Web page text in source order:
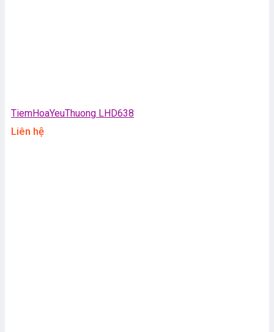
TiemHoaYeuThuong LHD638
Liên hệ